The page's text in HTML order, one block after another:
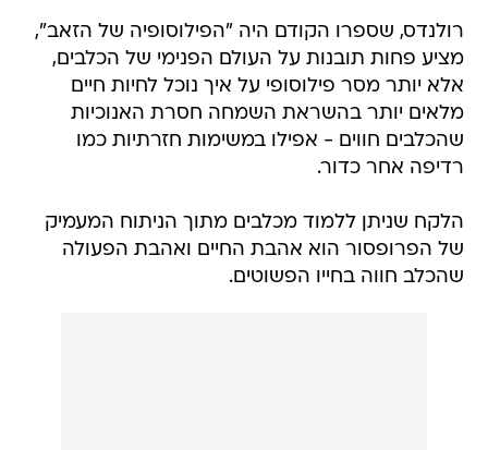
רולנדס, שספרו הקודם היה "הפילוסופיה של הזאב",
מציע פחות תובנות על העולם הפנימי של הכלבים,
אלא יותר מסר פילוסופי על איך נוכל לחיות חיים
מלאים יותר בהשראת השמחה חסרת האנוכיות
שהכלבים חווים - אפילו במשימות חזרתיות כמו
רדיפה אחר כדור.
הלקח שניתן ללמוד מכלבים מתוך הניתוח המעמיק
של הפרופסור הוא אהבת החיים ואהבת הפעולה
שהכלב חווה בחייו הפשוטים.